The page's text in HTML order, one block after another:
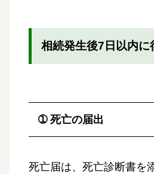
相続発生後7日以内に
➀ 死亡の届出
死亡届は、死亡診断書を